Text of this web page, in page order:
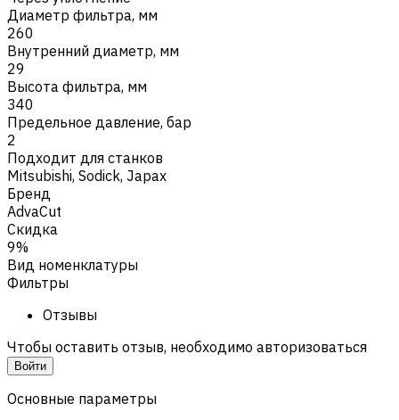
Диаметр фильтра, мм
260
Внутренний диаметр, мм
29
Высота фильтра, мм
340
Предельное давление, бар
2
Подходит для станков
Mitsubishi, Sodick, Japax
Бренд
AdvaCut
Скидка
9%
Вид номенклатуры
Фильтры
Отзывы
Чтобы оставить отзыв, необходимо авторизоваться
Войти
Основные параметры